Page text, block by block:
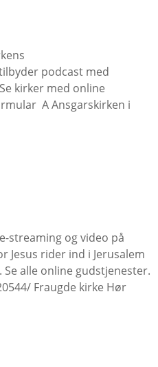
podcast med
kirker med online
A Ansgarskirken i
streaming og video på
Jesus rider ind i Jerusalem
alle online gudstjenester.
Fraugde kirke Hør